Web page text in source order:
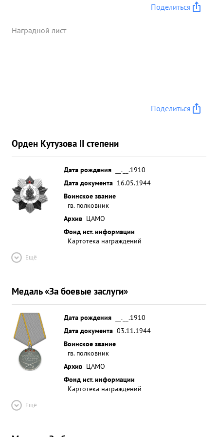
сопровождению штурмовиков прикрытию своих
особенно в период Крымской операции. ...»
Поделиться
Наградной лист
Поделиться
Орден Кутузова II степени
Дата рождения
__.__.1910
Дата документа 16.05.1944
Воинское звание
гв. полковник
Архив ЦАМО
Фонд ист. информации
Картотека награждений
Ещё
Медаль «За боевые заслуги»
Дата рождения
__.__.1910
Дата документа 03.11.1944
Воинское звание
гв. полковник
Архив ЦАМО
Фонд ист. информации
Картотека награждений
Ещё